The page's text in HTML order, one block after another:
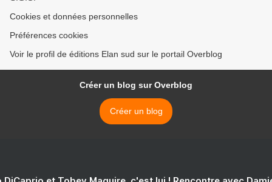
Cookies et données personnelles
Préférences cookies
Voir le profil de éditions Elan sud sur le portail Overblog
Créer un blog sur Overblog
Créer un blog